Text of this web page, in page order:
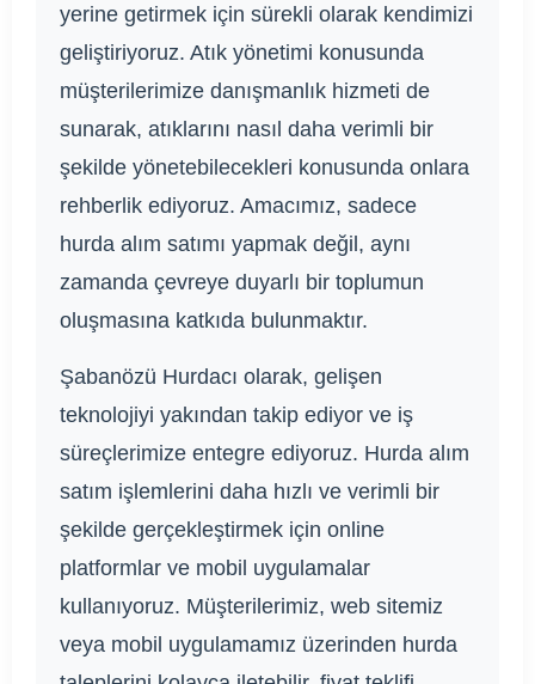
yerine getirmek için sürekli olarak kendimizi
geliştiriyoruz. Atık yönetimi konusunda
müşterilerimize danışmanlık hizmeti de
sunarak, atıklarını nasıl daha verimli bir
şekilde yönetebilecekleri konusunda onlara
rehberlik ediyoruz. Amacımız, sadece
hurda alım satımı yapmak değil, aynı
zamanda çevreye duyarlı bir toplumun
oluşmasına katkıda bulunmaktır.
Şabanözü Hurdacı olarak, gelişen
teknolojiyi yakından takip ediyor ve iş
süreçlerimize entegre ediyoruz. Hurda alım
satım işlemlerini daha hızlı ve verimli bir
şekilde gerçekleştirmek için online
platformlar ve mobil uygulamalar
kullanıyoruz. Müşterilerimiz, web sitemiz
veya mobil uygulamamız üzerinden hurda